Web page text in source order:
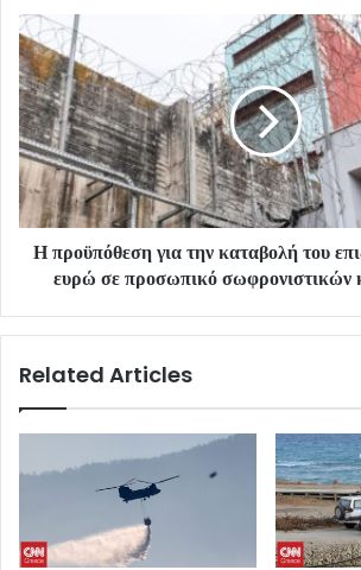
Η προϋπόθεση για την καταβολή του
ευρώ σε προσωπικό σωφρονιστικών
Related Articles